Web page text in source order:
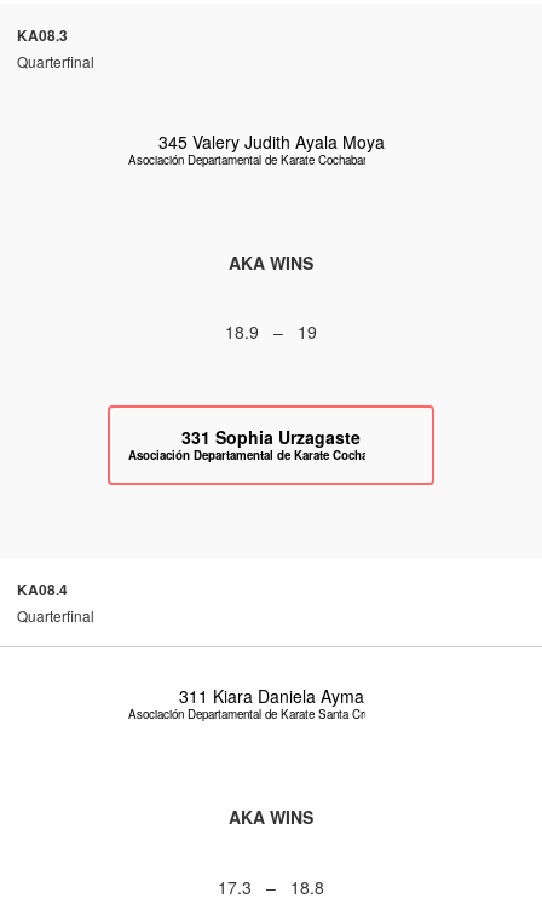
KA08.3
Quarterfinal
345 Valery Judith Ayala Moya
Asociación Departamental de Karate Cochabamba
AKA WINS
18.9 – 19
331 Sophia Urzagaste
Asociación Departamental de Karate Cochabamba
KA08.4
Quarterfinal
311 Kiara Daniela Ayma
Asociación Departamental de Karate Santa Cruz
AKA WINS
17.3 – 18.8